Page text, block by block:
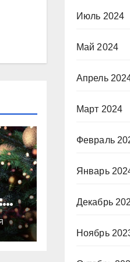
Июль 2024
Май 2024
Апрель
Март 2024
Февраль
Январь
Декабрь
Ноябрь